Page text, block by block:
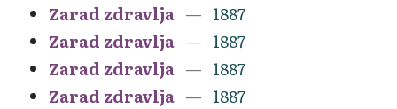
Zarad zdravlja
1887
Zarad zdravlja
1887
Zarad zdravlja
1887
Zarad zdravlja
1887